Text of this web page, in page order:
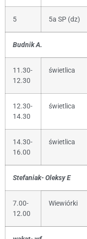
5 5a SP (dz)
Budnik A.
11.30-
12.30
świetlica
12.30-
14.30
świetlica
14.30-
16.00
świetlica
Stefaniak- Oleksy E
7.00-
12.00
Wiewiórki